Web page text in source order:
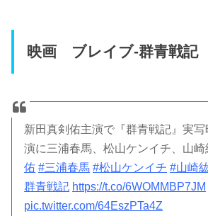
映画 ブレイブ-群青戦記
新田真剣佑主演で『群青戦記』実
演に三浦春馬、松山ケンイチ、山崎
佑 #三浦春馬 #松山ケンイチ #山崎
群青戦記 https://t.co/6WOMMBP7JM
pic.twitter.com/64EszPTa4Z